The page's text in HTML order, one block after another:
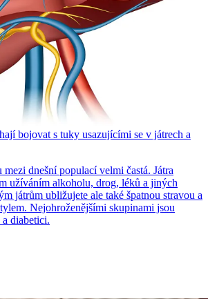
bojovat s tuky usazujícími se v játrech a
dnešní populací velmi častá. Játra
užíváním alkoholu, drog, léků a jiných
játrům ubližujete ale také špatnou stravou a
Nejohroženějšími skupinami jsou
diabetici.